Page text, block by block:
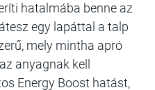
hatalmába benne az
egy lapáttal a talp
mely mintha apró
anyagnak kell
Energy Boost hatást,